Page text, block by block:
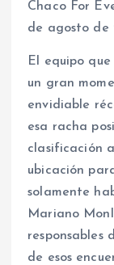
Chaco For
de agosto de
El equipo
un gran
envidiable
esa racha
clasificación
ubicación
solamente
Mariano
responsables
de esos